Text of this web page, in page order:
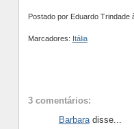
Postado por Eduardo Trindade
Marcadores: Itália
3 comentários:
Barbaradisse...